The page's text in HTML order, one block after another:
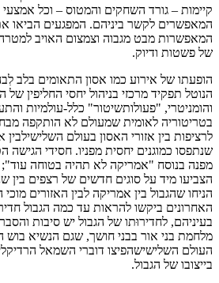
קיימות – גורד השחקים והמטוס – וכל אמצעי
המאפשרים לקשר ביניהם. המפגעים הביאו
המאפשרות מבט מגבוה וצמצום האויב
של פשטות ודיוק.
הופעתו של אירוע כמו אסון התאומים בלב
הנוטל תפקיד מרכזי בניהול יחסי החליפין של
והומניטרי, "פעולותשיטור" כלל-עולמיות
בטריטוריה לאומית שמעולם לא הותקפה
לרציפות בין אזורי האסון בעולם
שנתפסו כמוגנים יחסית מפניו. חסידי
מפנה בנוסח "אמריקה לא תהיה בטוחה
הצביעו מיד על סוגים חדשים של רצפים בין
הניחו שהגבול בין אמריקה לבין האזורים מוכי
האחרונים ביקשו להראות עד כמה הגבול
בעיניהם, לחדירוּתו של הגבול יש סיבות
מלחמת בני אור בבני חושך, שגם הנשיא בוש
העולם השלישישהפיצו דוברי השמאל
בייצובו של הגבול.